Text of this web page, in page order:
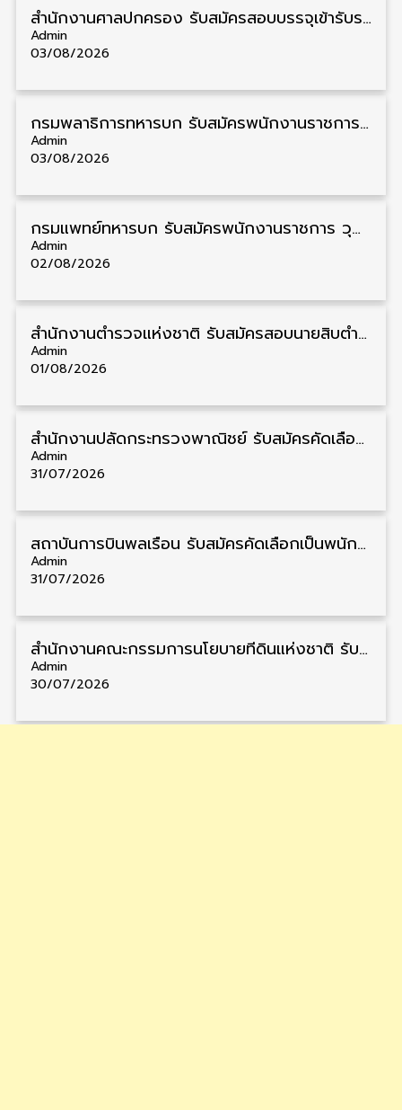
สํานักงานศาลปกครอง รับสมัครสอบบรรจุเข้ารับราชการ วุฒิ ป.ตรี 72 อัตรา รับสมัคร 31 สิงหาคม – 18 กันยายน
Admin
03/08/2026
กรมพลาธิการทหารบก รับสมัครพนักงานราชการ วุฒิ ม.3/ม.6/ปวช. 66 อัตรา รับสมัคร 10 – 17 สิงหาคม
Admin
03/08/2026
กรมแพทย์ทหารบก รับสมัครพนักงานราชการ วุฒิ ม.3/ม.6/ปวช./ปวท./ปวส. 6 อัตรา รับสมัคร 3 – 7 สิงหาคม
Admin
02/08/2026
สำนักงานตำรวจแห่งชาติ รับสมัครสอบนายสิบตำรวจ วุฒิ ม.6/ปวช. 6,000 อัตรา รับสมัคร 8 – 19 สิงหาคม
Admin
01/08/2026
สำนักงานปลัดกระทรวงพาณิชย์ รับสมัครคัดเลือกพนักงานราชการ วุฒิ ปวส./ป.ตรี 11 อัตรา รับสมัคร 10 – 21 สิงหาคม
Admin
31/07/2026
สถาบันการบินพลเรือน รับสมัครคัดเลือกเป็นพนักงาน วุฒิ ป.ตรี/ป.โท/ป.เอก 11 อัตรา รับสมัคร 27 กรกฎาคม – 10 สิงหาคม
Admin
31/07/2026
สำนักงานคณะกรรมการนโยบายที่ดินแห่งชาติ รับสมัครคัดเลือกพนักงานราชการ วุฒิ ป.ตรี 6 อัตรา รับสมัคร 13 กรกฎาคม – 6 สิงหาคม
Admin
30/07/2026